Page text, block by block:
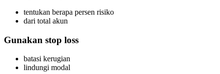
tentukan berapa persen risiko
dari total akun
Gunakan stop loss
batasi kerugian
lindungi modal